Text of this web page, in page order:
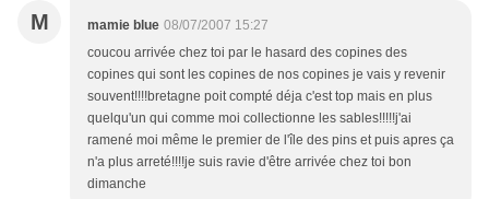
M mamie blue 08/07/2007 15:27
coucou arrivée chez toi par le hasard des copines des
copines qui sont les copines de nos copines je vais y revenir
souvent!!!!bretagne poit compté déja c'est top mais en plus
quelqu'un qui comme moi collectionne les sables!!!!!j'ai
ramené moi même le premier de l'île des pins et puis apres ça
n'a plus arreté!!!!je suis ravie d'être arrivée chez toi bon
dimanche